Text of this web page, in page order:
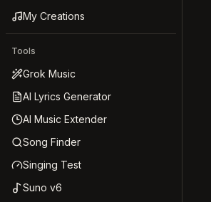
My Creations
Tools
Grok Music
AI Lyrics Generator
AI Music Extender
Song Finder
Singing Test
Suno v6